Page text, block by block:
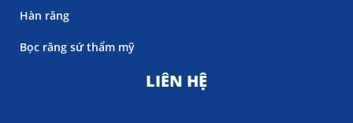
Hàn răng
Bọc răng sứ thẩm mỹ
LIÊN HỆ